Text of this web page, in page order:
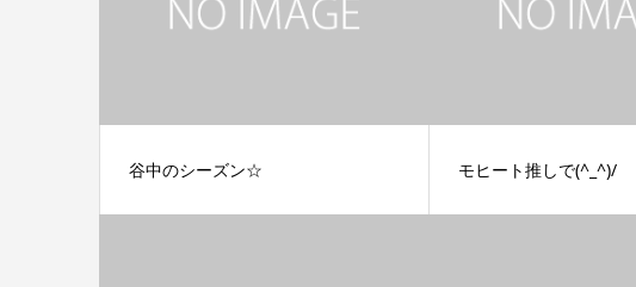
谷中のシーズン☆ モヒート推しで(^_^)/